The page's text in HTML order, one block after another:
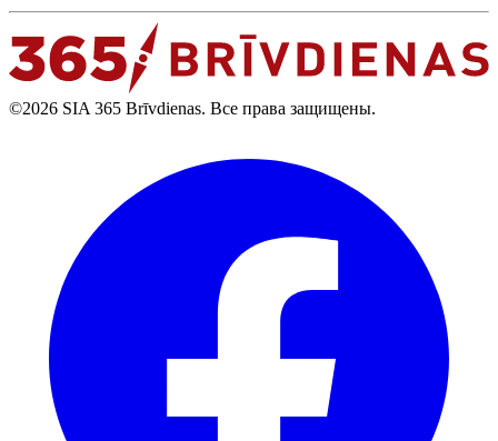
©2026 SIA 365 Brīvdienas. Все права защищены.